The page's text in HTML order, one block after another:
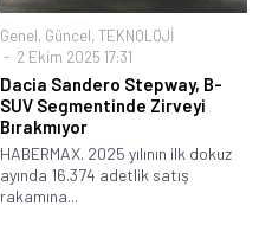
Genel, Güncel, TEKNOLOJİ
2 Ekim 2025 17:31
Dacia Sandero Stepway, B-
SUV Segmentinde Zirveyi
Bırakmıyor
HABERMAX. 2025 yılının ilk dokuz
ayında 16.374 adetlik satış
rakamına...